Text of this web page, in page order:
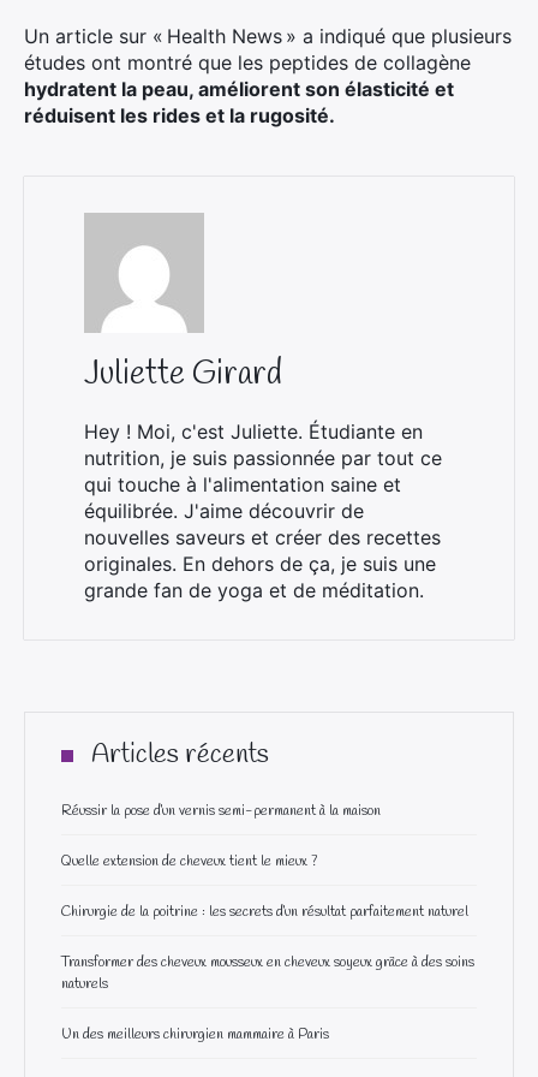
Un article sur « Health News » a indiqué que plusieurs
études ont montré que les peptides de collagène
hydratent la peau, améliorent son élasticité et
réduisent les rides et la rugosité.
Juliette Girard
Hey ! Moi, c'est Juliette. Étudiante en
nutrition, je suis passionnée par tout ce
qui touche à l'alimentation saine et
équilibrée. J'aime découvrir de
nouvelles saveurs et créer des recettes
originales. En dehors de ça, je suis une
grande fan de yoga et de méditation.
Articles récents
Réussir la pose d’un vernis semi-permanent à la maison
Quelle extension de cheveux tient le mieux ?
Chirurgie de la poitrine : les secrets d’un résultat parfaitement naturel
Transformer des cheveux mousseux en cheveux soyeux grâce à des soins
naturels
Un des meilleurs chirurgien mammaire à Paris